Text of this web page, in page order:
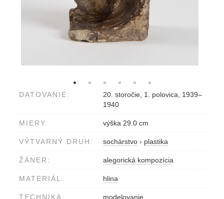
DATOVANIE:
20. storočie, 1. polovica, 1939–
1940
MIERY: výška 29.0 cm
VÝTVARNÝ DRUH: sochárstvo › plastika
ŽÁNER: alegorická kompozícia
MATERIÁL: hlina
TECHNIKA:
modelovanie